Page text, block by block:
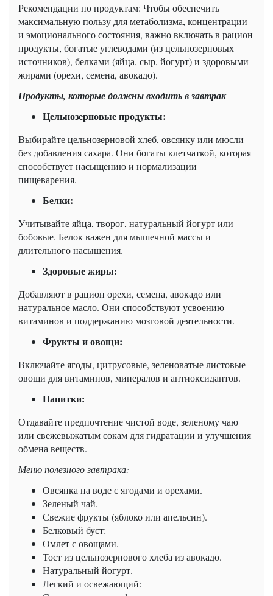
Рекомендации по продуктам: Чтобы обеспечить
максимальную пользу для метаболизма, концентрации
и эмоционального состояния, важно включать в рацион
продукты, богатые углеводами (из цельнозерновых
источников), белками (яйца, сыр, йогурт) и здоровыми
жирами (орехи, семена, авокадо).
Продукты, которые должны входить в завтрак
Цельнозерновые продукты:
Выбирайте цельнозерновой хлеб, овсянку или мюсли
без добавления сахара. Они богаты клетчаткой, которая
способствует насыщению и нормализации
пищеварения.
Белки:
Учитывайте яйца, творог, натуральный йогурт или
бобовые. Белок важен для мышечной массы и
длительного насыщения.
Здоровые жиры:
Добавляют в рацион орехи, семена, авокадо или
натуральное масло. Они способствуют усвоению
витаминов и поддержанию мозговой деятельности.
Фрукты и овощи:
Включайте ягоды, цитрусовые, зеленоватые листовые
овощи для витаминов, минералов и антиоксидантов.
Напитки:
Отдавайте предпочтение чистой воде, зеленому чаю
или свежевыжатым сокам для гидратации и улучшения
обмена веществ.
Меню полезного завтрака:
Овсянка на воде с ягодами и орехами.
Зеленый чай.
Свежие фрукты (яблоко или апельсин).
Белковый буст:
Омлет с овощами.
Тост из цельнозернового хлеба из авокадо.
Натуральный йогурт.
Легкий и освежающий: